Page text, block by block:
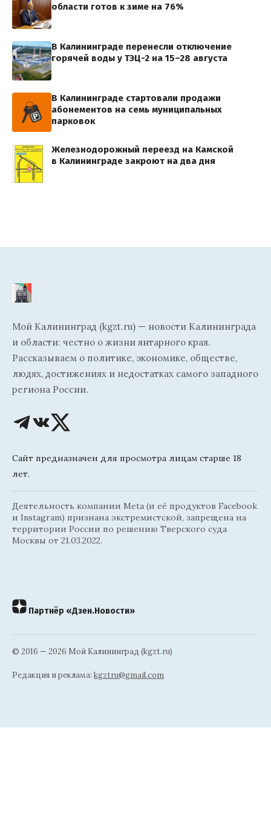
области готов к зиме на 76%
В Калининграде перенесли отключение
горячей воды у ТЭЦ-2 на 15–28 августа
В Калининграде стартовали продажи
абонементов на семь муниципальных
парковок
Железнодорожный переезд на Камской
в Калининграде закроют на два дня
Мой Калининград (kgzt.ru) — новости Калининграда
и области: честно о жизни янтарного края.
Рассказываем о политике, экономике, обществе,
людях, достижениях и недостатках самого западного
региона России.
Сайт предназначен для просмотра лицам старше 18
лет.
Деятельность компании Meta (и её продуктов Facebook
и Instagram) признана экстремистской, запрещена на
территории России по решению Тверского суда
Москвы от 21.03.2022.
Партнёр «Дзен.Новости»
© 2016 — 2026 Мой Калининград (kgzt.ru)
Редакция и реклама: kgztru@gmail.com